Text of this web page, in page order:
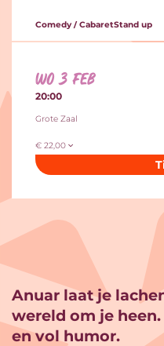
Comedy / CabaretStand up
wo 3 feb
20:00
Grote Zaal
€ 22,00
Anuar laat je
wereld om je
en vol humor.
Inzoomen